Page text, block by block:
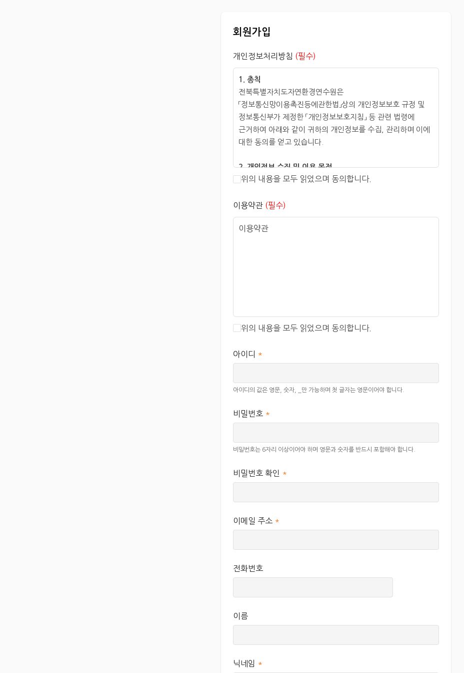
회원가입
개인정보처리방침 (필수)
1. 총칙
전북특별자치도자연환경연수원은
「정보통신망이용촉진등에관한법」상의 개인정보보호 규정 및
정보통신부가 제정한 「개인정보보호지침」 등 관련 법령에
근거하여 아래와 같이 귀하의 개인정보를 수집, 관리하며 이에
대한 동의를 얻고 있습니다.
2. 개인정보 수집 및 이용 목적
전북특별자치도자연환경연수원 홈페이지 회원 관리, 교육/
사업보고를 위한 이용 통계 등
3. 개인정보 수집 항목
5. 개인정보 제공 동의 거부 권리 및 동의 거부에 따른 제한
사항
개인정보 삭제를 요청할 경우 즉시 파기합니다. 다만 개인정보
기타 관련 문의사항 및 불만 사항은 홈페이지
통보하겠습니다.
위의 내용을 모두 읽었으며 동의합니다.
이용약관 (필수)
이용약관
위의 내용을 모두 읽었으며 동의합니다.
아이디 *
아이디의 값은 영문, 숫자, _만 가능하며 첫 글자는 영문이어야 합니다.
비밀번호 *
비밀번호는 6자리 이상이어야 하며 영문과 숫자를 반드시 포함해야 합니다.
비밀번호 확인 *
이메일 주소 *
전화번호
이름
닉네임 *